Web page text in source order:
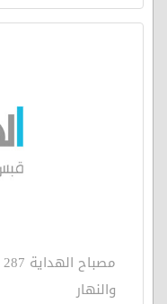
والنهار